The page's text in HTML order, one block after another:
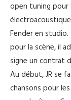
open tuning pour
Fender en studio.
pour la scène, il
signe un contrat
Au début, JR se
chansons pour